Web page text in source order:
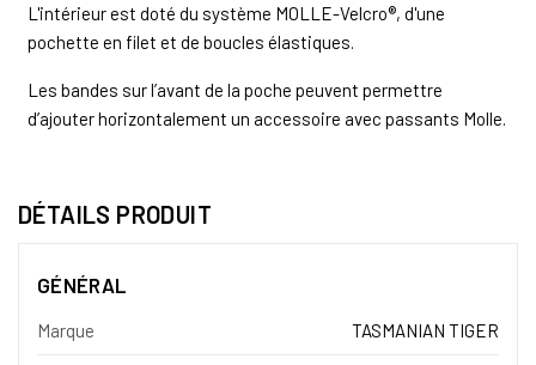
L'intérieur est doté du système MOLLE-Velcro®, d'une
pochette en filet et de boucles élastiques.
Les bandes sur l’avant de la poche peuvent permettre
d’ajouter horizontalement un accessoire avec passants Molle.
DÉTAILS PRODUIT
GÉNÉRAL
Marque TASMANIAN TIGER